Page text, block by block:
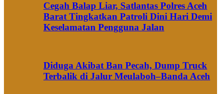
Cegah Balap Liar, Satlantas Polres Aceh
Barat Tingkatkan Patroli Dini Hari Demi
Keselamatan Pengguna Jalan
Diduga Akibat Ban Pecah, Dump Truck
Terbalik di Jalur Meulaboh–Banda Aceh